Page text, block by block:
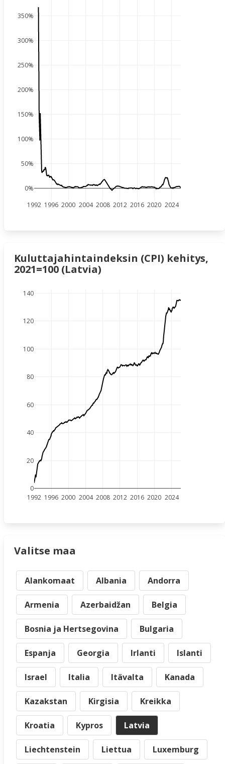
1992 1996 2000 2004 2008 2012 2016 2020 2024
0%
50%
100%
150%
200%
250%
300%
350%
Kuluttajahintaindeksin (CPI) kehitys,
2021=100 (Latvia)
1992 1996 2000 2004 2008 2012 2016 2020 2024
0
20
40
60
80
100
120
140
Valitse maa
Alankomaat Albania Andorra
Armenia Azerbaidžan Belgia
Bosnia ja Hertsegovina Bulgaria
Espanja Georgia Irlanti Islanti
Israel Italia Itävalta Kanada
Kazakstan Kirgisia Kreikka
Kroatia Kypros Latvia
Liechtenstein Liettua Luxemburg